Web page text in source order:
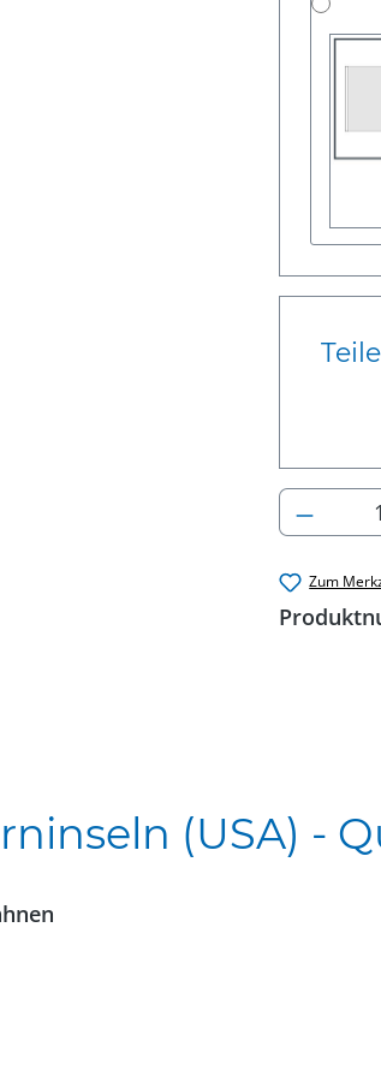
Zum
(USA) -